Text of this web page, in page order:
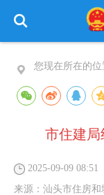
您现在所在的位
市住建局
2025-09-09 08:51
来源： 汕头市住房和